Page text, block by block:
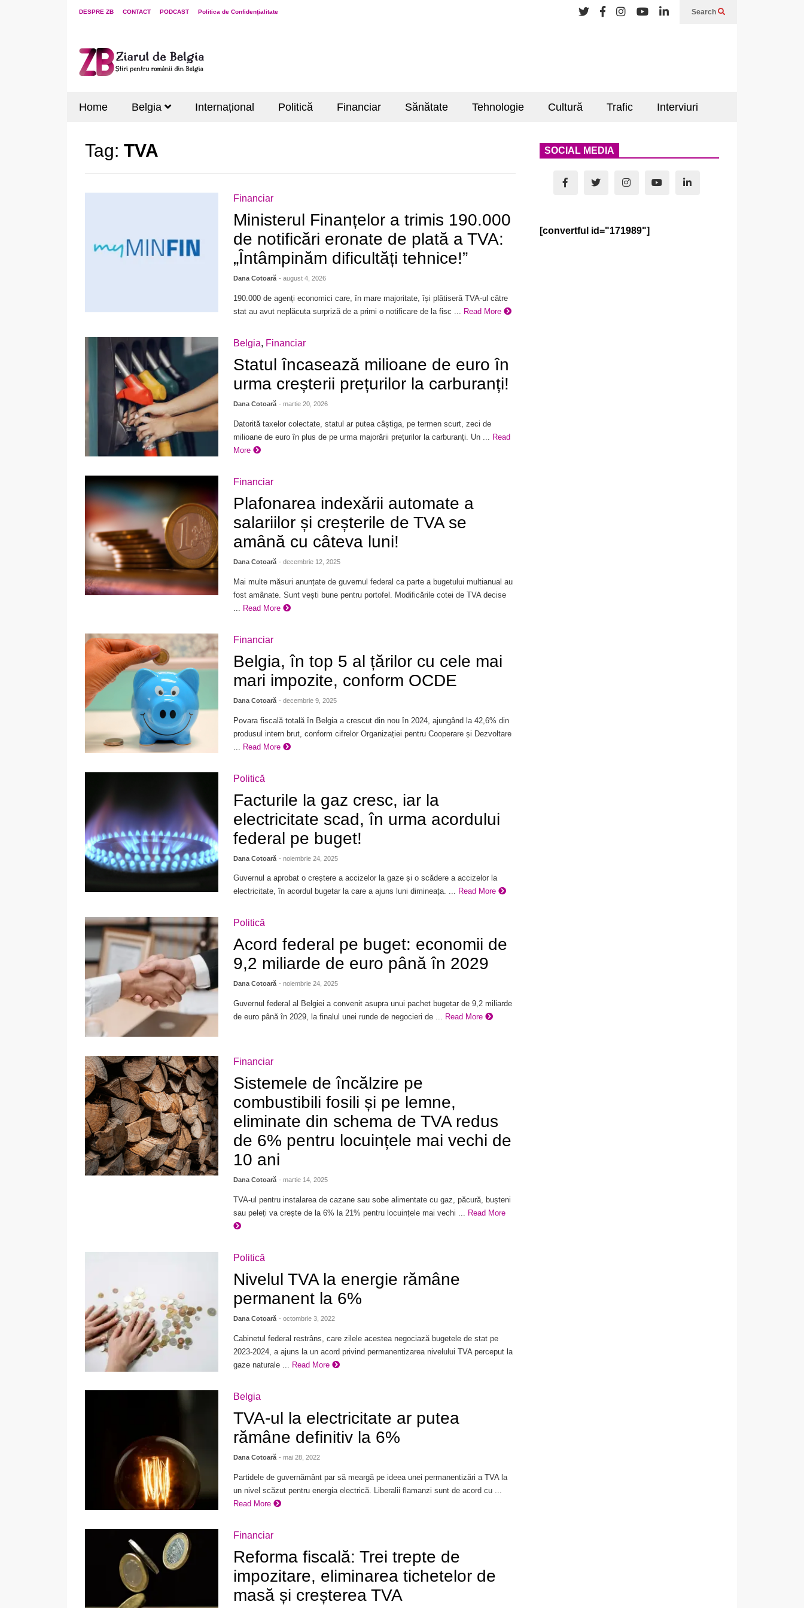
DESPRE ZB CONTACT PODCAST Politica de Confidențialitate Search
Home Belgia Internațional Politică Financiar Sănătate Tehnologie Cultură Trafic Interviuri
Tag: TVA
Financiar
Ministerul Finanțelor a trimis 190.000
de notificări eronate de plată a TVA:
„Întâmpinăm dificultăți tehnice!”
Dana Cotoară - august 4, 2026
190.000 de agenți economici care, în mare majoritate, își plătiseră TVA-ul către
stat au avut neplăcuta surpriză de a primi o notificare de la fisc ...
Read More
Belgia, Financiar
Statul încasează milioane de euro în
urma creșterii prețurilor la carburanți!
Dana Cotoară - martie 20, 2026
Datorită taxelor colectate, statul ar putea câștiga, pe termen scurt, zeci de
milioane de euro în plus de pe urma majorării prețurilor la carburanți. Un ...
Read
More
Financiar
Plafonarea indexării automate a
salariilor și creșterile de TVA se
amână cu câteva luni!
Dana Cotoară - decembrie 12, 2025
Mai multe măsuri anunțate de guvernul federal ca parte a bugetului multianual au
fost amânate. Sunt vești bune pentru portofel. Modificările cotei de TVA decise
Read More
Financiar
Belgia, în top 5 al țărilor cu cele mai
mari impozite, conform OCDE
Dana Cotoară - decembrie 9, 2025
Povara fiscală totală în Belgia a crescut din nou în 2024, ajungând la 42,6% din
produsul intern brut, conform cifrelor Organizației pentru Cooperare și Dezvoltare
Read More
Politică
Facturile la gaz cresc, iar la
electricitate scad, în urma acordului
federal pe buget!
Dana Cotoară - noiembrie 24, 2025
Guvernul a aprobat o creștere a accizelor la gaze și o scădere a accizelor la
electricitate, în acordul bugetar la care a ajuns luni dimineața. ... Read More
Politică
Acord federal pe buget: economii de
9,2 miliarde de euro până în 2029
Dana Cotoară - noiembrie 24, 2025
Guvernul federal al Belgiei a convenit asupra unui pachet bugetar de 9,2 miliarde
de euro până în 2029, la finalul unei runde de negocieri de ... Read More
Financiar
Sistemele de încălzire pe
combustibili fosili și pe lemne,
eliminate din schema de TVA redus
de 6% pentru locuințele mai vechi de
10 ani
Dana Cotoară - martie 14, 2025
TVA-ul pentru instalarea de cazane sau sobe alimentate cu gaz, păcură, bușteni
sau peleți va crește de la 6% la 21% pentru locuințele mai vechi ...
Read More
Politică
Nivelul TVA la energie rămâne
permanent la 6%
Dana Cotoară - octombrie 3, 2022
Cabinetul federal restrâns, care zilele acestea negociază bugetele de stat pe
2023-2024, a ajuns la un acord privind permanentizarea nivelului TVA perceput la
gaze naturale ...
Read More
Belgia
TVA-ul la electricitate ar putea
rămâne definitiv la 6%
Dana Cotoară - mai 28, 2022
Partidele de guvernământ par să meargă pe ideea unei permanentizări a TVA la
un nivel scăzut pentru energia electrică. Liberalii flamanzi sunt de acord cu ...
Read More
Financiar
Reforma fiscală: Trei trepte de
impozitare, eliminarea tichetelor de
masă și creșterea TVA
SOCIAL MEDIA
[convertful id="171989"]